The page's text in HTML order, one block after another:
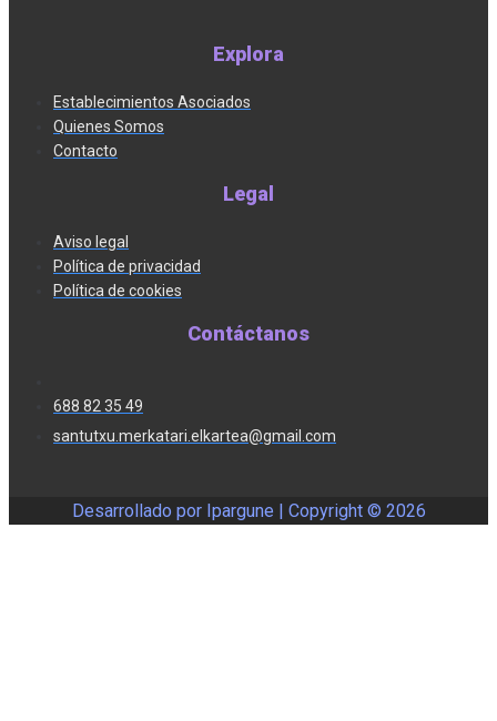
Explora
Establecimientos Asociados
Quienes Somos
Contacto
Legal
Aviso legal
Política de privacidad
Política de cookies
Contáctanos
688 82 35 49
santutxu.merkatari.elkartea@gmail.com
Desarrollado por Ipargune | Copyright © 2026